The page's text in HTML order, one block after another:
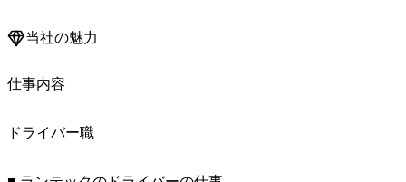
当社の魅力
仕事内容
ドライバー職